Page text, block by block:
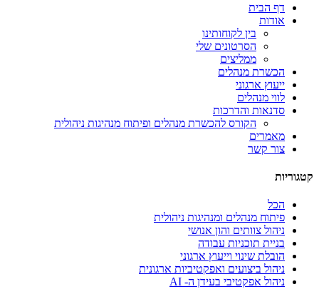
דף הבית
אודות
בין לקוחותינו
הסרטונים שלי
ממליצים
הכשרת מנהלים
ייעוץ ארגוני
לווי מנהלים
סדנאות והדרכות
הקורס להכשרת מנהלים ופיתוח מנהיגות ניהולית
מאמרים
צור קשר
קטגוריות
הכל
פיתוח מנהלים ומנהיגות ניהולית
ניהול צוותים והון אנושי
בניית תוכניות עבודה
הובלת שינוי וייעוץ ארגוני
ניהול ביצועים ואפקטיביות ארגונית
ניהול אפקטיבי בעידן ה- AI